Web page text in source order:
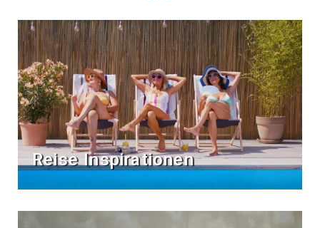
Reise Inspirationen